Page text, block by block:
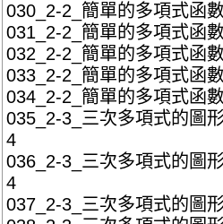
030_2-2_簡單的多項式函
031_2-2_簡單的多項式函
032_2-2_簡單的多項式函
033_2-2_簡單的多項式函
034_2-2_簡單的多項式函
035_2-3_三次多項式的圖
4
036_2-3_三次多項式的圖
4
037_2-3_三次多項式的圖